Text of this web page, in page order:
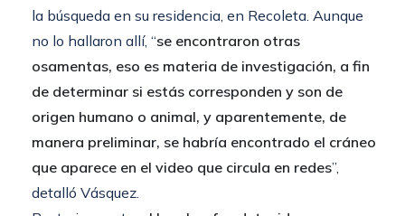
la búsqueda en su residencia, en Recoleta. Aunque
no lo hallaron allí, “se encontraron otras
osamentas, eso es materia de investigación, a fin
de determinar si estás corresponden y son de
origen humano o animal, y aparentemente, de
manera preliminar, se habría encontrado el cráneo
que aparece en el video que circula en redes”,
detalló Vásquez.